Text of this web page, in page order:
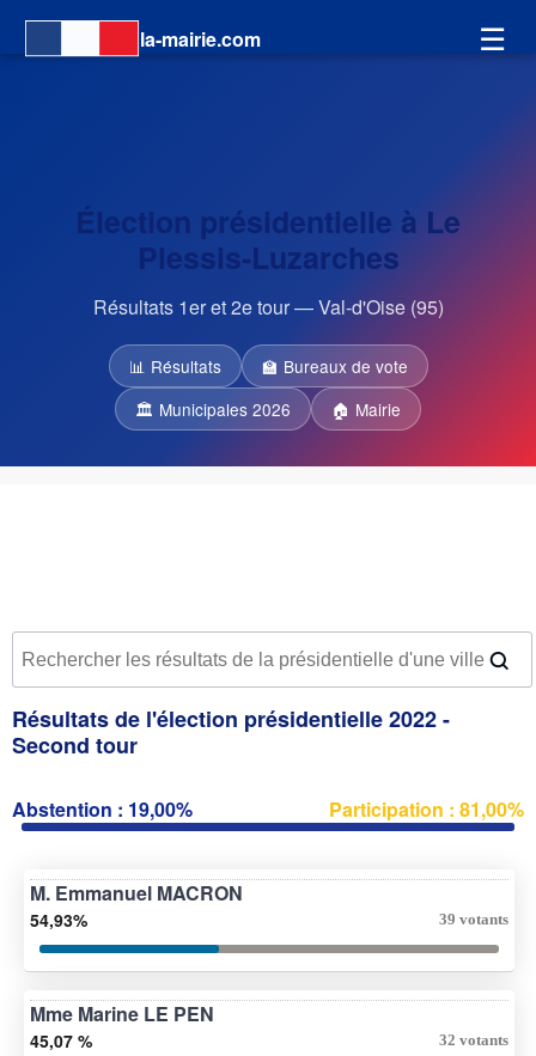
la-mairie.com ☰
Élection présidentielle à Le
Plessis-Luzarches
Résultats 1er et 2e tour — Val-d'Oise (95)
📊 Résultats
🏫 Bureaux de vote
🏛 Municipales 2026
🏠 Mairie
Résultats de l'élection présidentielle 2022 -
Second tour
Abstention : 19,00% Participation : 81,00%
M. Emmanuel MACRON
54,93% 39 votants
Mme Marine LE PEN
45,07 % 32 votants